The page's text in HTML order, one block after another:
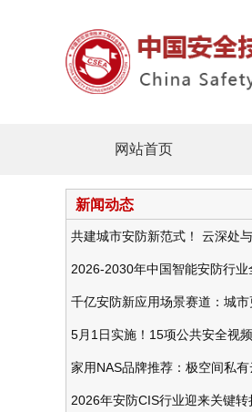
网站首页
新闻动态